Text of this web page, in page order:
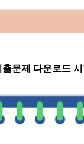
문제 다운로드